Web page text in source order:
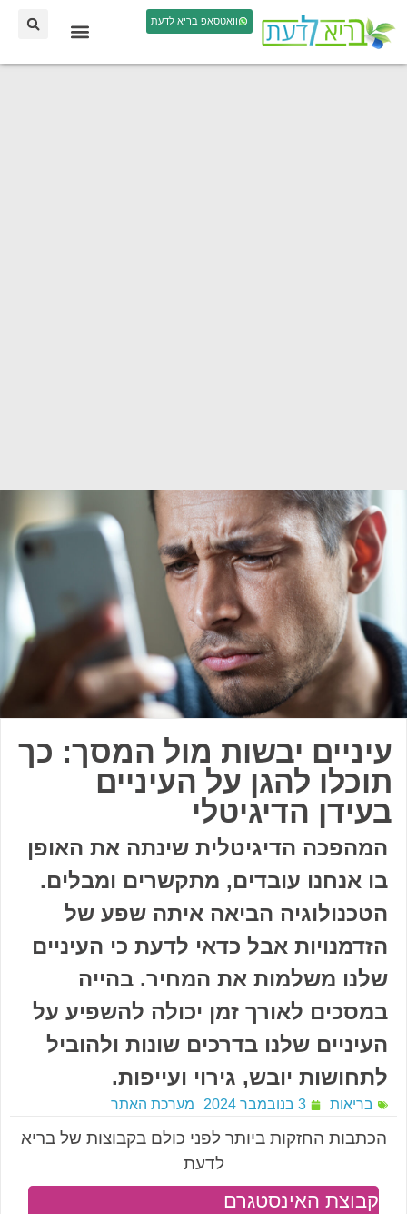
וואטסאפ בריא לדעת
עיניים יבשות מול המסך: כך
תוכלו להגן על העיניים
בעידן הדיגיטלי
המהפכה הדיגיטלית שינתה את האופן
בו אנחנו עובדים, מתקשרים ומבלים.
הטכנולוגיה הביאה איתה שפע של
הזדמנויות אבל כדאי לדעת כי העיניים
שלנו משלמות את המחיר. בהייה
במסכים לאורך זמן יכולה להשפיע על
העיניים שלנו בדרכים שונות ולהוביל
לתחושות יובש, גירוי ועייפות.
בריאות 3 בנובמבר 2024 מערכת האתר
הכתבות החזקות ביותר לפני כולם בקבוצות של בריא
לדעת
קבוצת האינסטגרם